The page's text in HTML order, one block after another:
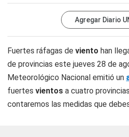
Agregar Diario
Fuertes ráfagas de viento han
de provincias este jueves 28 de
Meteorológico Nacional emitió un
fuertes vientos a cuatro
contaremos las medidas que